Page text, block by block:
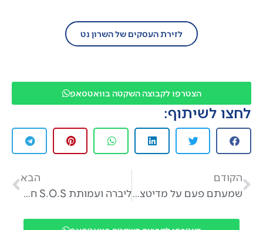
לזירת העסקים של השרון נט
הצטרפו לקבוצה השקטה בוואטסאפ
לחצו לשיתוף:
הקודם
שמעתם פעם על מדיטצית מיינדפולנס עם סוסים?
הבא
ליברה ועמותת S.O.S חיות בשיתוף פעולה להעלאת המודעות לאימוץ חיות מחמד